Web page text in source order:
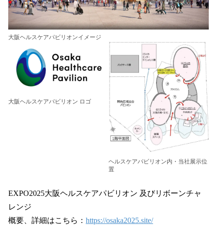
大阪ヘルスケアパビリオンイメージ
大阪ヘルスケアパビリオン ロゴ
ヘルスケアパビリオン内・当社展示位
置
EXPO2025大阪ヘルスケアパビリオン 及びリボーンチャ
レンジ
概要、詳細はこちら： https://osaka2025.site/